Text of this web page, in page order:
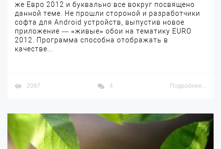
же Евро 2012 и буквально все вокруг посвящено
данной теме. Не прошли стороной и разработчики
софта для Android устройств, выпустив новое
приложение — «живые» обои на тематику EURO
2012. Программа способна отображать в
качестве...
2097 4 Подробнее...